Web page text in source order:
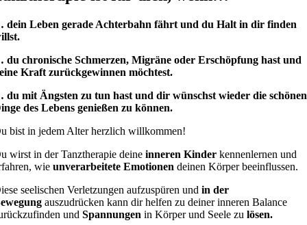
dein Leben gerade Achterbahn fährt und du Halt in dir finden
du chronische Schmerzen, Migräne oder Erschöpfung hast und
Kraft zurückgewinnen möchtest.
du mit Ängsten zu tun hast und dir wünschst wieder die schönen
des Lebens genießen zu können.
bist in jedem Alter herzlich willkommen!
wirst in der Tanztherapie deineinneren Kinderkennenlernen und
wieunverarbeitete Emotionen deinen Körper beeinflussen.
seelischen Verletzungen aufzuspüren undin der
auszudrücken kann dir helfen zu deiner inneren Balance
undSpannungenin Körper und Seele zulösen.